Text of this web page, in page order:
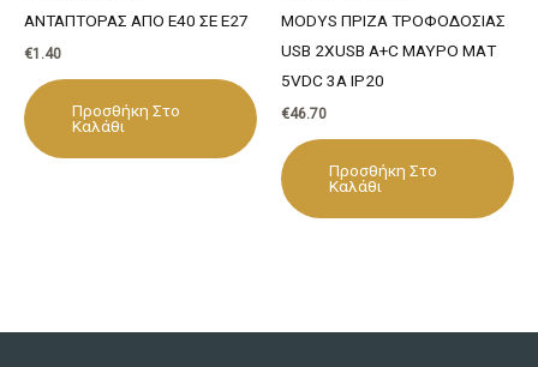
ΑΝΤΑΠΤΟΡΑΣ ΑΠΟ Ε40 ΣΕ Ε27
€1.40
Προσθήκη Στο
Καλάθι
MODYS ΠΡΙΖΑ ΤΡΟΦΟΔΟΣΙΑΣ
USB 2XUSB A+C ΜΑΥΡΟ ΜΑΤ
5VDC 3A IP20
€46.70
Προσθήκη Στο
Καλάθι